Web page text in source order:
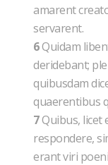
amarent
servarent.
6Quidam
deridebant;
quibusdam
quaerentibus
7Quibus, licet
respondere,
erant viri